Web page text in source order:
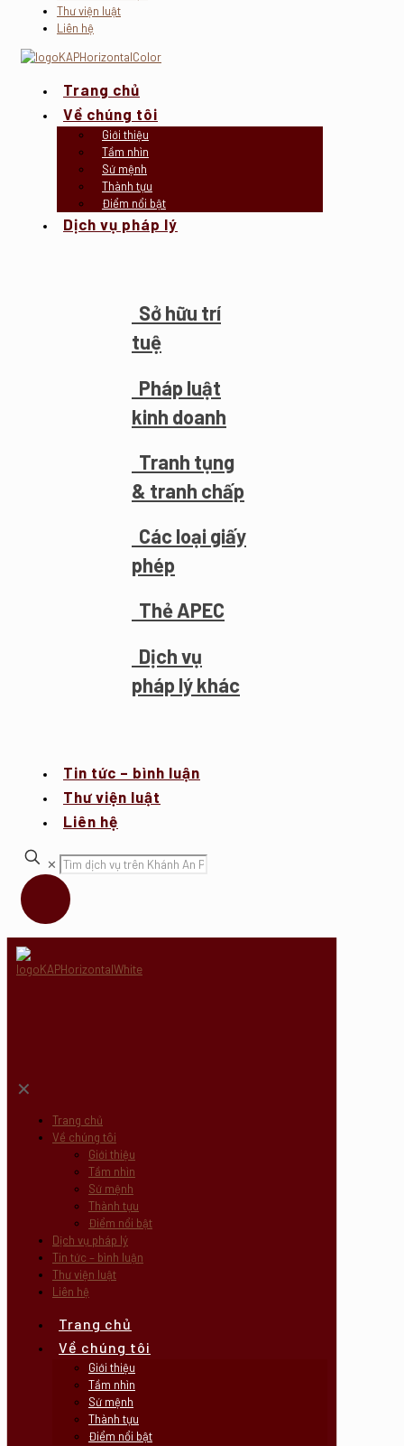
Thư viện luật
Liên hệ
Trang chủ
Về chúng tôi
Giới thiệu
Tầm nhìn
Sứ mệnh
Thành tựu
Điểm nổi bật
Dịch vụ pháp lý
Sở hữu trí
tuệ
Pháp luật
kinh doanh
Tranh tụng
& tranh chấp
Các loại giấy
phép
Thẻ APEC
Dịch vụ
pháp lý khác
Tin tức – bình luận
Thư viện luật
Liên hệ
✕
✕
Trang chủ
Về chúng tôi
Giới thiệu
Tầm nhìn
Sứ mệnh
Thành tựu
Điểm nổi bật
Dịch vụ pháp lý
Tin tức – bình luận
Thư viện luật
Liên hệ
Trang chủ
Về chúng tôi
Giới thiệu
Tầm nhìn
Sứ mệnh
Thành tựu
Điểm nổi bật